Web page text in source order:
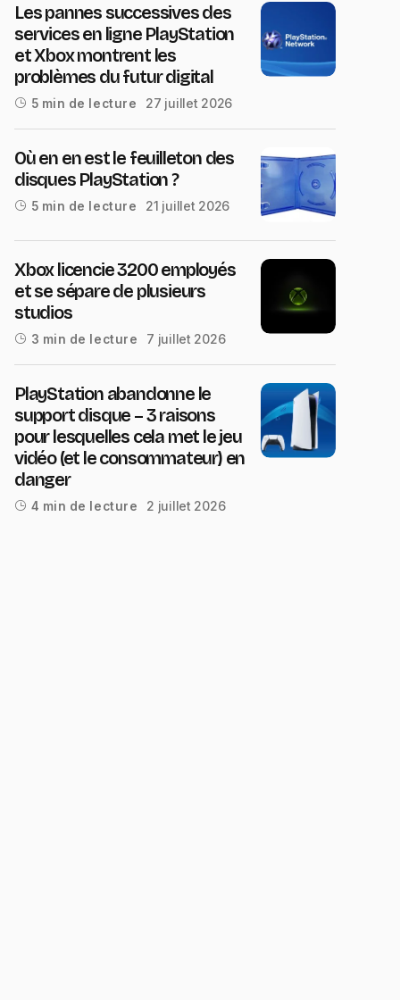
Les pannes successives des
services en ligne PlayStation
et Xbox montrent les
problèmes du futur digital
5 min de lecture 27 juillet 2026
Où en en est le feuilleton des
disques PlayStation ?
5 min de lecture 21 juillet 2026
Xbox licencie 3200 employés
et se sépare de plusieurs
studios
3 min de lecture 7 juillet 2026
PlayStation abandonne le
support disque – 3 raisons
pour lesquelles cela met le jeu
vidéo (et le consommateur) en
danger
4 min de lecture 2 juillet 2026